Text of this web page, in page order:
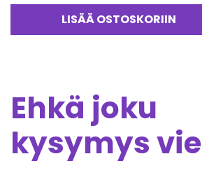
LISÄÄ OSTOSKORIIN
Ehkä joku
kysymys